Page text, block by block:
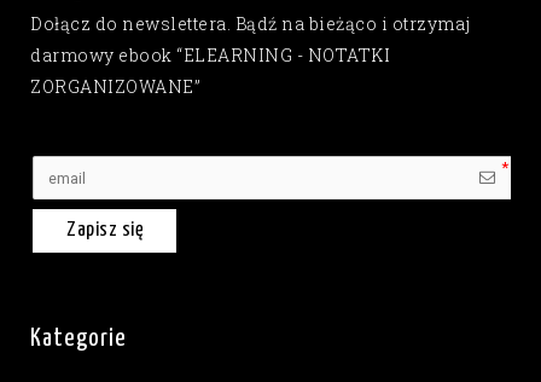
Dołącz do newslettera. Bądź na bieżąco i otrzymaj
darmowy ebook “ELEARNING - NOTATKI
ZORGANIZOWANE”
Zapisz się
Kategorie